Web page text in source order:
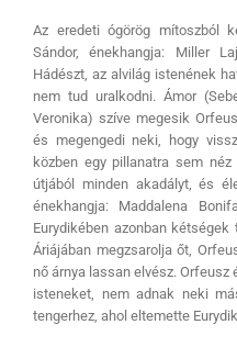
Az eredeti ógörög mítoszból
Sándor, énekhangja: Miller
Hádészt, az alvilág istenének
nem tud uralkodni. Ámor
Veronika) szíve megesik
és megengedi neki, hogy
közben egy pillanatra sem
útjából minden akadályt, és
énekhangja: Maddalena
Eurydikében azonban
Áriájában megzsarolja őt,
nő árnya lassan elvész. Orfeusz
isteneket, nem adnak neki
tengerhez, ahol eltemette